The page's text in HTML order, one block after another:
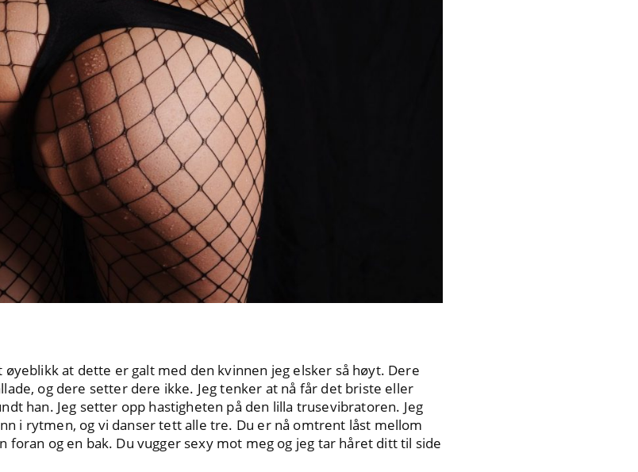
øyeblikk at dette er galt med den kvinnen jeg elsker så høyt. Dere
og dere setter dere ikke. Jeg tenker at nå får det briste eller
han. Jeg setter opp hastigheten på den lilla trusevibratoren. Jeg
i rytmen, og vi danser tett alle tre. Du er nå omtrent låst mellom
foran og en bak. Du vugger sexy mot meg og jeg tar håret ditt til side